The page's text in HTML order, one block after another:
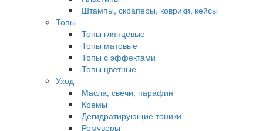
Штампы, скраперы, коврики, кейсы
Топы
Топы глянцевые
Топы матовые
Топы с эффектами
Топы цветные
Уход
Масла, свечи, парафин
Кремы
Дегидратирующие тоники
Ремуверы